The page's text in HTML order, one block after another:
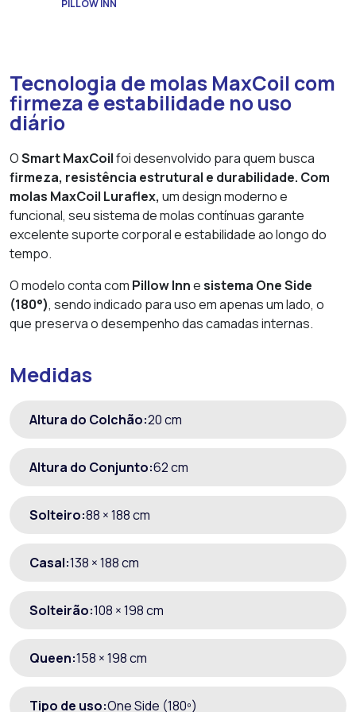
PILLOW INN
Tecnologia de molas MaxCoil com
firmeza e estabilidade no uso
diário
OSmart MaxCoilfoi desenvolvido para quem busca
firmeza, resistência estrutural e durabilidade. Com
molas MaxCoil Luraflex, um design moderno e
funcional, seu sistema de molas contínuas garante
excelente suporte corporal e estabilidade ao longo do
tempo.
O modelo conta com Pillow Innesistema One Side
(180°), sendo indicado para uso em apenas um lado, o
que preserva o desempenho das camadas internas.
Medidas
Altura do Colchão:20 cm
Altura do Conjunto:62 cm
Solteiro:88 × 188 cm
Casal:138 × 188 cm
Solteirão:108 × 198 cm
Queen:158 × 198 cm
Tipo de uso:One Side (180º)